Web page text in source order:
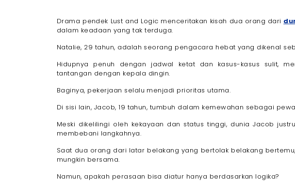
Drama pendek Lust and Logic menceritakan kisah dua orang dari
dalam keadaan yang tak terduga.
Natalie, 29 tahun, adalah seorang pengacara hebat yang dikenal
Hidupnya penuh dengan jadwal ketat dan kasus-kasus sulit,
tantangan dengan kepala dingin.
Baginya, pekerjaan selalu menjadi prioritas utama.
Di sisi lain, Jacob, 19 tahun, tumbuh dalam kemewahan sebagai
Meski dikelilingi oleh kekayaan dan status tinggi, dunia Jacob
membebani langkahnya.
Saat dua orang dari latar belakang yang bertolak belakang
mungkin bersama.
Namun, apakah perasaan bisa diatur hanya berdasarkan logika?